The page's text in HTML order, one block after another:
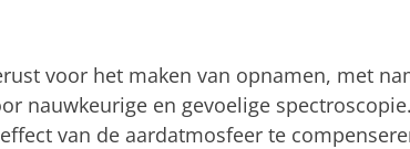
voor het maken van opnamen, met
nauwkeurige en gevoelige
van de aardatmosfeer te